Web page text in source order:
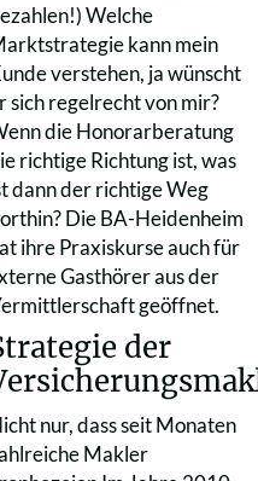
Welche
kann mein
verstehen, ja wünscht
sich regelrecht von mir?
die Honorarberatung
richtige Richtung ist, was
dann der richtige Weg
Die BA-Heidenheim
ihre Praxiskurse auch für
Gasthörer aus der
geöffnet.
der
nur, dass seit Monaten
Makler